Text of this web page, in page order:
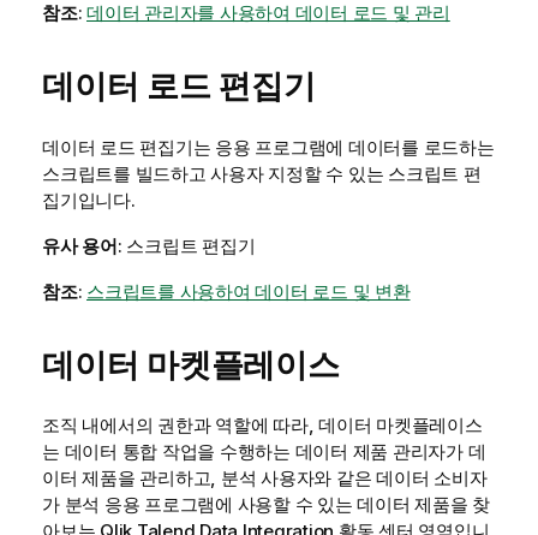
참조: 데이터 관리자를 사용하여 데이터 로드 및 관리
데이터 로드 편집기
데이터 로드 편집기는 응용 프로그램에 데이터를 로드하는
스크립트를 빌드하고 사용자 지정할 수 있는 스크립트 편
집기입니다.
유사 용어: 스크립트 편집기
참조: 스크립트를 사용하여 데이터 로드 및 변환
데이터 마켓플레이스
조직 내에서의 권한과 역할에 따라, 데이터 마켓플레이스
는 데이터 통합 작업을 수행하는 데이터 제품 관리자가 데
이터 제품을 관리하고, 분석 사용자와 같은 데이터 소비자
가 분석 응용 프로그램에 사용할 수 있는 데이터 제품을 찾